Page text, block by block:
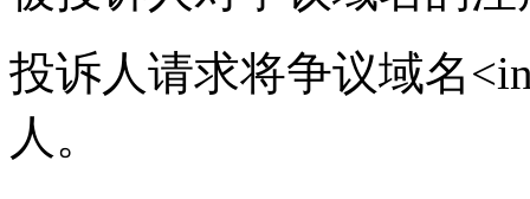
投诉人请求将争议域名
人。